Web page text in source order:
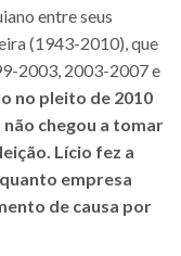
entre seus
(1943-2010), que
2003, 2003-2007 e
no pleito de 2010
não chegou a tomar
Lício fez a
empresa
de causa por